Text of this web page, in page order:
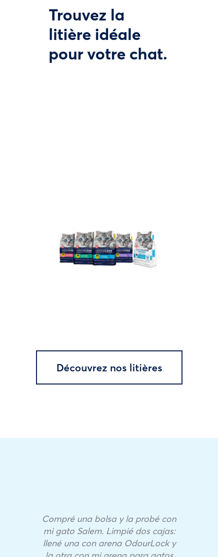
Trouvez la
litière idéale
pour votre chat.
Découvrez nos litières
Compré una bolsa y la probé con
mi gato Salem. Limpié dos cajas:
llené una con arena OdourLock y